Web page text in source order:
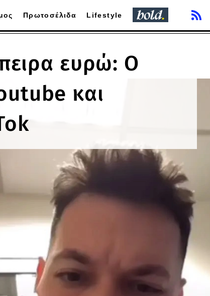
Πρωτοσέλιδα Lifestyle
ευρώ: Ο
και